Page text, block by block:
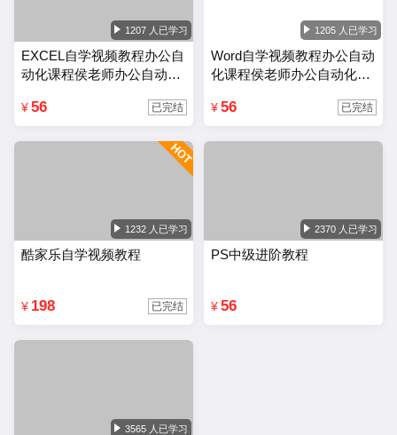
1207 人已学习
EXCEL自学视频教程办公自
动化课程侯老师办公自动化
¥ 56 已完结
1205 人已学习
Word自学视频教程办公自动
化课程侯老师办公自动化wo
¥ 56 已完结
1232 人已学习
酷家乐自学视频教程
¥ 198 已完结
2370 人已学习
PS中级进阶教程
¥ 56
3565 人已学习